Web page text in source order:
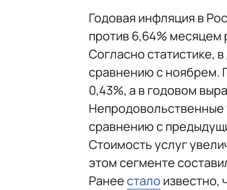
Годовая инфляция в
против 6,64% месяцем
Согласно статистике,
сравнению с ноябрем.
0,43%, а в годовом
Непродовольственные
сравнению с
Стоимость услуг
этом сегменте
Ранеестало известно,